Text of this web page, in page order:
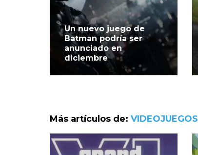
Un nuevo juego de
Batman podría ser
anunciado en
diciembre
Más artículos de: VIDEOJUEGOS